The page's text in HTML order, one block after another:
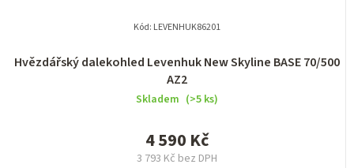
Hvězdářský dalekohled Levenhuk New Skyline BASE 70/500
AZ2
Skladem (>5 ks)
3 793 Kč bez DPH
4 590 Kč
Kód: LEVENHUK86201